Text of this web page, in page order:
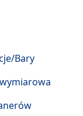
Bary